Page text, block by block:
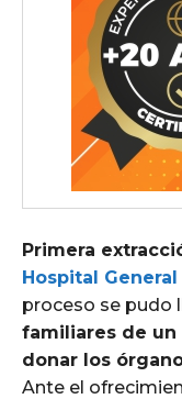
Primera
Hospital
proceso se pudo
familiares de
donar los
Ante el